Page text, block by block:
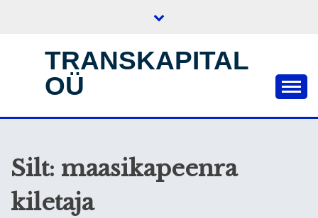
TRANSKAPITAL
OÜ
Silt: maasikapeenra
kiletaja